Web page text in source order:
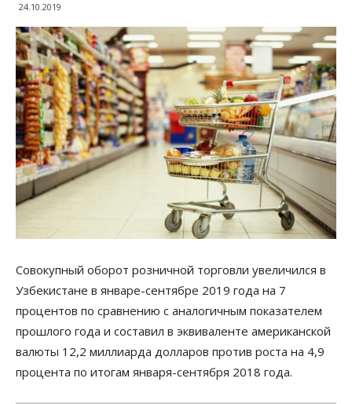
24.10.2019
Совокупный оборот розничной торговли увеличился в
Узбекистане в январе-сентябре 2019 года на 7
процентов по сравнению с аналогичным показателем
прошлого года и составил в эквиваленте американской
валюты 12,2 миллиарда долларов против роста на 4,9
процента по итогам января-сентября 2018 года.